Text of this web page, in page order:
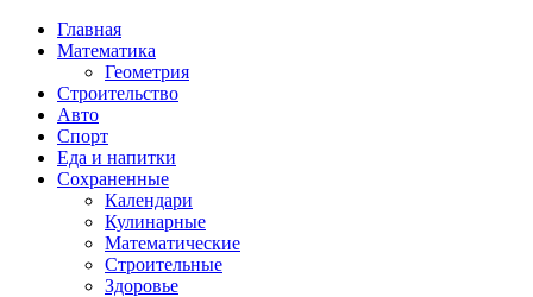
Главная
Математика
Геометрия
Строительство
Авто
Спорт
Еда и напитки
Сохраненные
Календари
Кулинарные
Математические
Строительные
Здоровье